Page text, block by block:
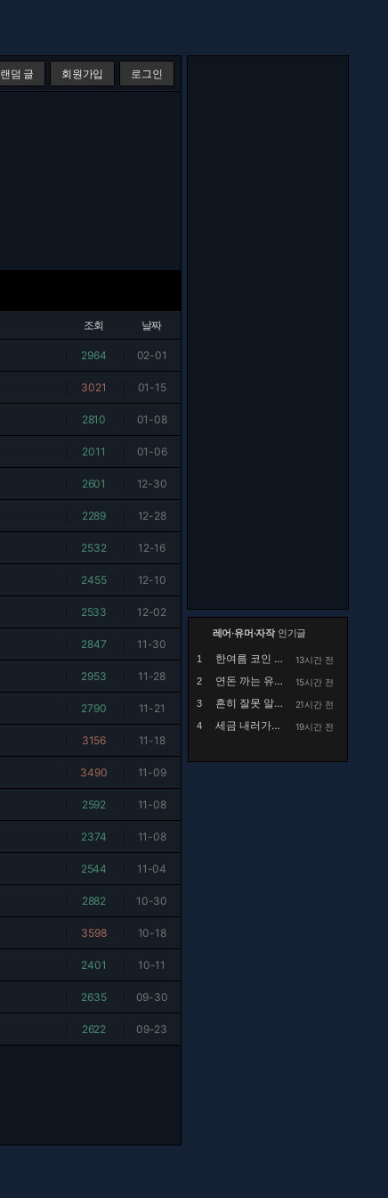
랜덤 글 회원가입 로그인
조회 날짜
2964 02-01
3021 01-15
2810 01-08
2011 01-06
2601 12-30
2289 12-28
2532 12-16
2455 12-10
2533 12-02
2847 11-30
2953 11-28
2790 11-21
3156 11-18
3490 11-09
2592 11-08
2374 11-08
2544 11-04
2882 10-30
3598 10-18
2401 10-11
2635 09-30
2622 09-23
레어·유머·자작인기글
1 한여름 코인 세탁소에서 목격했던 사건.manhwa
13시간 전
2
연돈 까는 유튜브 댓글
15시간 전
3
흔히 잘못 알고있는 행주대첩의 실체
21시간 전
4
세금 내러가는 유재석 출연 유튜브에 달린 국세청 ... 19시간 전